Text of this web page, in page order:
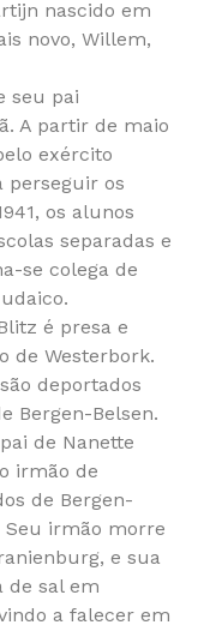
nascido em
novo, Willem,
seu pai
A partir de maio
exército
perseguir os
os alunos
separadas e
se colega de
é presa e
de Westerbork.
deportados
Bergen-Belsen.
de Nanette
irmão de
de Bergen-
Seu irmão morre
e sua
de sal em
a falecer em